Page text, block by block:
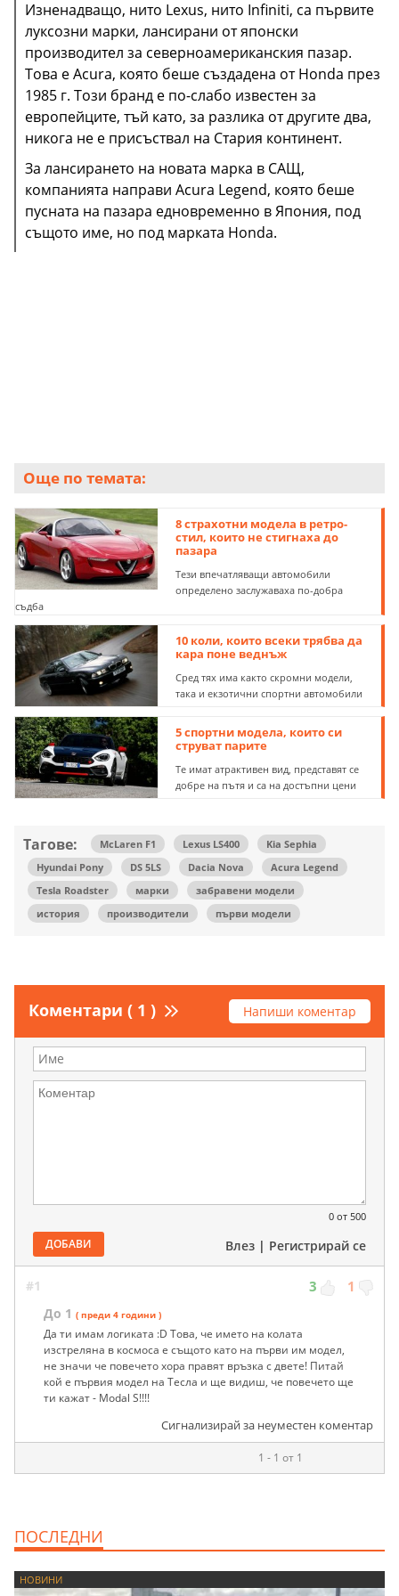
Изненадващо, нито Lexus, нито Infiniti, са първите
луксозни марки, лансирани от японски
производител за северноамериканския пазар.
Това е Acura, която беше създадена от Honda през
1985 г. Този бранд е по-слабо известен за
европейците, тъй като, за разлика от другите два,
никога не е присъствал на Стария континент.
За лансирането на новата марка в САЩ,
компанията направи Acura Legend, която беше
пусната на пазара едновременно в Япония, под
същото име, но под марката Honda.
В този регион независимото приключение на DS
започна същата година с фейслифт на три модела -
Всъщност не всичко по модела е на корейците.
Двигателите на Musso бяха 4, 5 и 6 цилиндрови от
Още по темата:
8 страхотни модела в ретро-
стил, които не стигнаха до
пазара
Тези впечатляващи автомобили
определено заслужаваха по-добра
съдба
10 коли, които всеки трябва да
кара поне веднъж
Сред тях има както скромни модели,
така и екзотични спортни автомобили
5 спортни модела, които си
струват парите
Те имат атрактивен вид, представят се
добре на пътя и са на достъпни цени
Тагове: McLaren F1 Lexus LS400
Kia Sephia
Hyundai Pony
DS 5LS Dacia Nova
Acura Legend
Tesla Roadster
марки
забравени модели
история
производители първи модели
Коментари ( 1 ) Напиши коментар
0 от 500
ДОБАВИ Влез | Регистрирай се
#1 3 1
До 1 ( преди 4 години )
Да ти имам логиката :D Това, че името на колата
изстреляна в космоса е същото като на първи им модел,
не значи че повечето хора правят връзка с двете! Питай
кой е първия модел на Тесла и ще видиш, че повечето ще
ти кажат - Modal S!!!!
Сигнализирай за неуместен коментар
1 - 1 от 1
ПОСЛЕДНИ
НОВИНИ